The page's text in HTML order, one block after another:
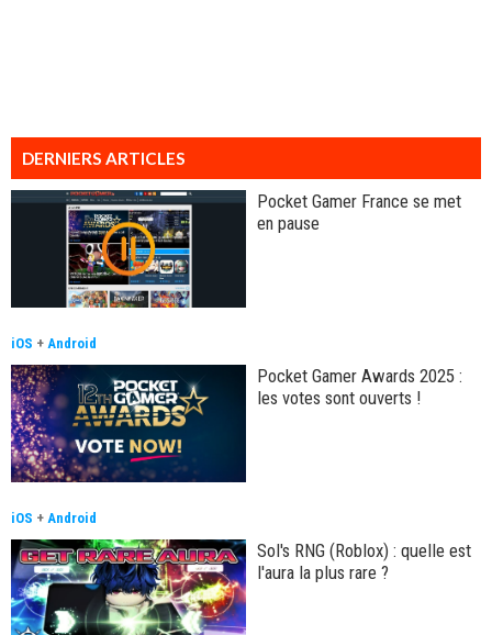
DERNIERS ARTICLES
Pocket Gamer France se met
en pause
iOS + Android
Pocket Gamer Awards 2025 :
les votes sont ouverts !
iOS + Android
Sol's RNG (Roblox) : quelle est
l'aura la plus rare ?